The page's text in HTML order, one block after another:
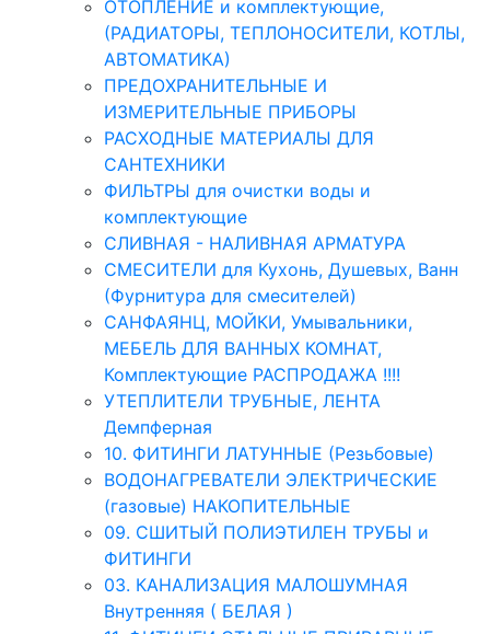
ОТОПЛЕНИЕ и комплектующие,
(РАДИАТОРЫ, ТЕПЛОНОСИТЕЛИ, КОТЛЫ,
АВТОМАТИКА)
ПРЕДОХРАНИТЕЛЬНЫЕ И
ИЗМЕРИТЕЛЬНЫЕ ПРИБОРЫ
РАСХОДНЫЕ МАТЕРИАЛЫ ДЛЯ
САНТЕХНИКИ
ФИЛЬТРЫ для очистки воды и
комплектующие
СЛИВНАЯ - НАЛИВНАЯ АРМАТУРА
СМЕСИТЕЛИ для Кухонь, Душевых, Ванн
(Фурнитура для смесителей)
САНФАЯНЦ, МОЙКИ, Умывальники,
МЕБЕЛЬ ДЛЯ ВАННЫХ КОМНАТ,
Комплектующие РАСПРОДАЖА !!!!
УТЕПЛИТЕЛИ ТРУБНЫЕ, ЛЕНТА
Демпферная
10. ФИТИНГИ ЛАТУННЫЕ (Резьбовые)
ВОДОНАГРЕВАТЕЛИ ЭЛЕКТРИЧЕСКИЕ
(газовые) НАКОПИТЕЛЬНЫЕ
09. СШИТЫЙ ПОЛИЭТИЛЕН ТРУБЫ и
ФИТИНГИ
03. КАНАЛИЗАЦИЯ МАЛОШУМНАЯ
Внутренняя ( БЕЛАЯ )